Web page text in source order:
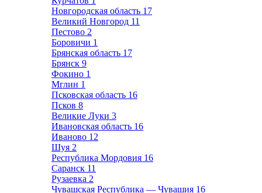
Новгородская область 17
Великий Новгород 11
Пестово 2
Боровичи 1
Брянская область 17
Брянск 9
Фокино 1
Мглин 1
Псковская область 16
Псков 8
Великие Луки 3
Ивановская область 16
Иваново 12
Шуя 2
Республика Мордовия 16
Саранск 11
Рузаевка 2
Чувашская Республика — Чувашия 16